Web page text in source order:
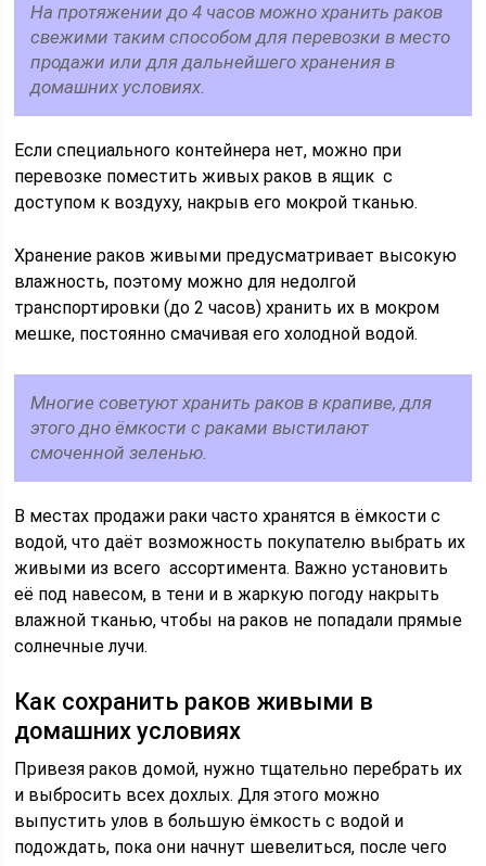
На протяжении до 4 часов можно хранить раков
свежими таким способом для перевозки в место
продажи или для дальнейшего хранения в
домашних условиях.
Если специального контейнера нет, можно при
перевозке поместить живых раков в ящик с
доступом к воздуху, накрыв его мокрой тканью.
Хранение раков живыми предусматривает высокую
влажность, поэтому можно для недолгой
транспортировки (до 2 часов) хранить их в мокром
мешке, постоянно смачивая его холодной водой.
Многие советуют хранить раков в крапиве, для
этого дно ёмкости с раками выстилают
смоченной зеленью.
В местах продажи раки часто хранятся в ёмкости с
водой, что даёт возможность покупателю выбрать их
живыми из всего ассортимента. Важно установить
её под навесом, в тени и в жаркую погоду накрыть
влажной тканью, чтобы на раков не попадали прямые
солнечные лучи.
Как сохранить раков живыми в
домашних условиях
Привезя раков домой, нужно тщательно перебрать их
и выбросить всех дохлых. Для этого можно
выпустить улов в большую ёмкость с водой и
подождать, пока они начнут шевелиться, после чего